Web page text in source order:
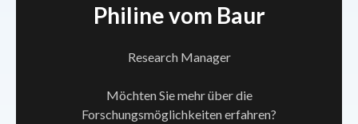
Philine vom Baur
Research Manager
Möchten Sie mehr über die
Forschungsmöglichkeiten erfahren?